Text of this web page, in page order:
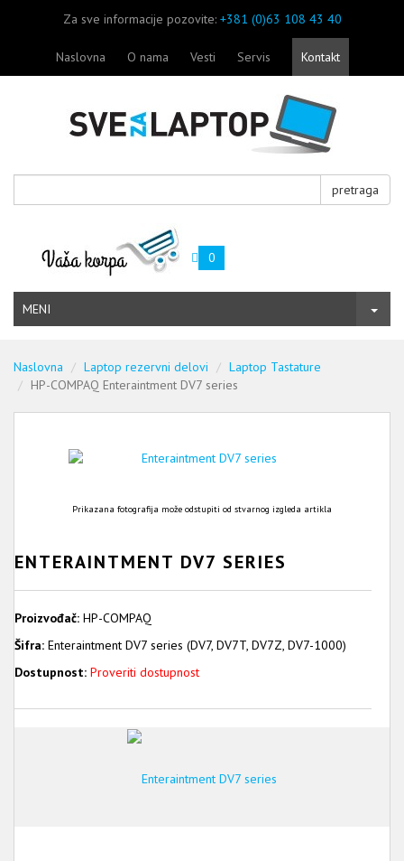
Za sve informacije pozovite: +381 (0)63 108 43 40
Naslovna O nama Vesti Servis Kontakt
pretraga
0
MENI
Naslovna Laptop rezervni delovi
Laptop Tastature
HP-COMPAQ Enteraintment DV7 series
Prikazana fotografija može odstupiti od stvarnog izgleda artikla
ENTERAINTMENT DV7 SERIES
Proizvođač: HP-COMPAQ
Šifra: Enteraintment DV7 series (DV7, DV7T, DV7Z, DV7-1000)
Dostupnost: Proveriti dostupnost